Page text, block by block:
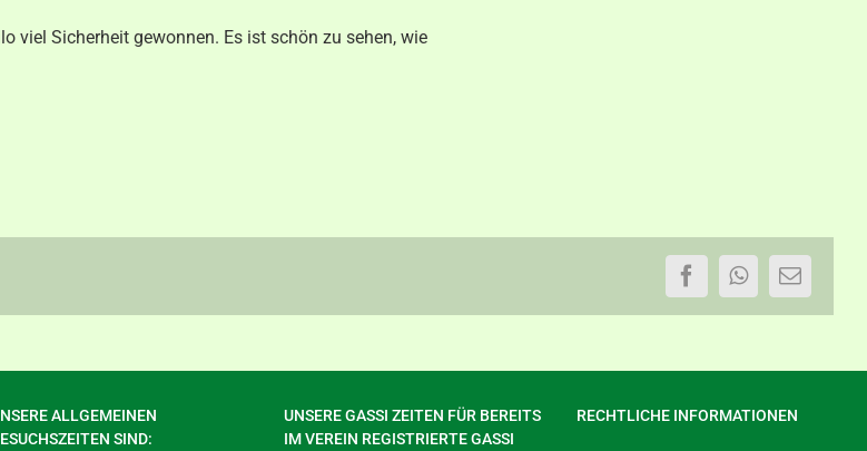
viel Sicherheit gewonnen. Es ist schön zu sehen, wie
FacebookWhatsApp
E-
ALLGEMEINEN
SIND:
UNSERE GASSI ZEITEN FÜR BEREITS
IM VEREIN REGISTRIERTE GASSI
RECHTLICHE INFORMATIONEN